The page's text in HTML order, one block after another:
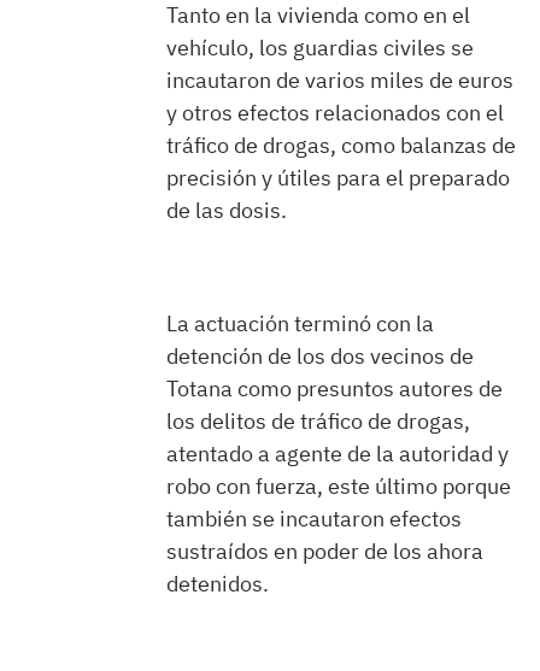
Tanto en la vivienda como en el
vehículo, los guardias civiles se
incautaron de varios miles de euros
y otros efectos relacionados con el
tráfico de drogas, como balanzas de
precisión y útiles para el preparado
de las dosis.
La actuación terminó con la
detención de los dos vecinos de
Totana como presuntos autores de
los delitos de tráfico de drogas,
atentado a agente de la autoridad y
robo con fuerza, este último porque
también se incautaron efectos
sustraídos en poder de los ahora
detenidos.